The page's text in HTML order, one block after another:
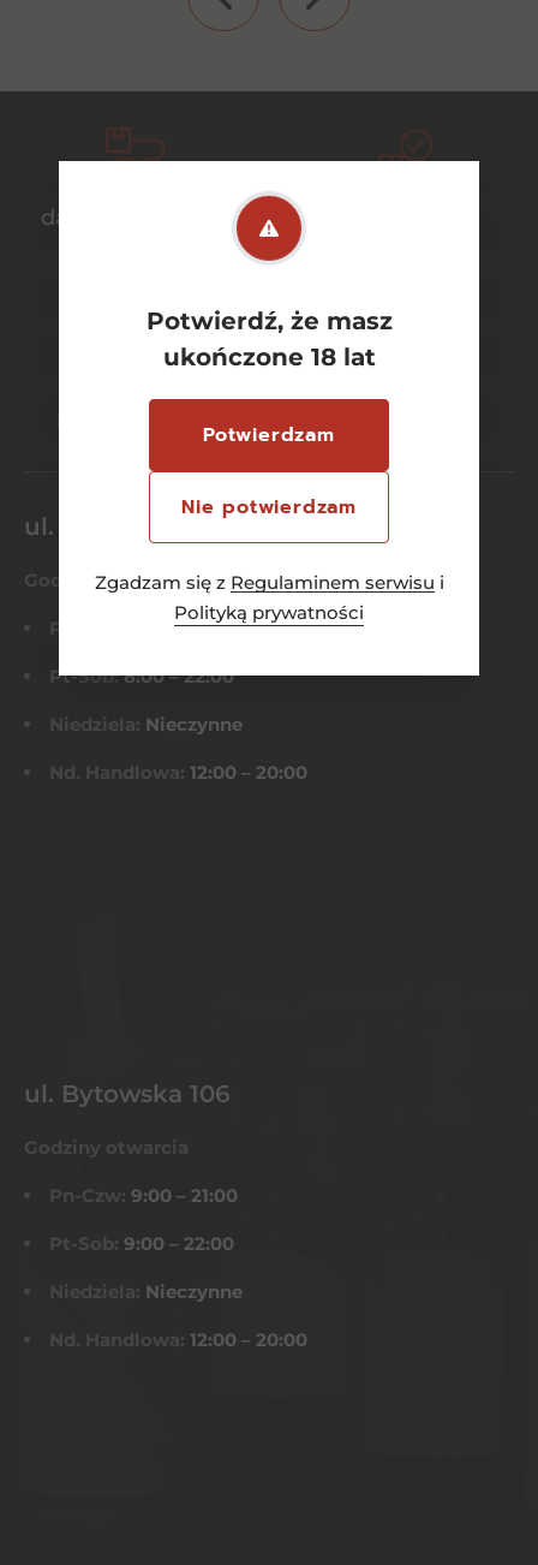
Potwierdź, że masz
ukończone 18 lat
Potwierdzam
Nie potwierdzam
Zgadzam się z Regulaminem serwisu i
Polityką prywatności
darmowa dostawa
ul. Dworcowa 26/6
Godziny otwarcia
Pn-Czw: 8:00 – 21:00
Pt-Sob:8:00 – 22:00
Niedziela: Nieczynne
Nd. Handlowa: 12:00 – 20:00
ul. Bytowska 106
Godziny otwarcia
Pn-Czw: 9:00 – 21:00
Pt-Sob: 9:00 – 22:00
Niedziela: Nieczynne
Nd. Handlowa: 12:00 – 20:00